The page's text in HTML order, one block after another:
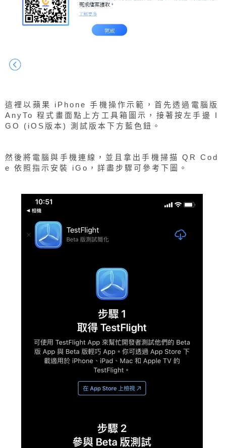
這裡以蘋果 iPhone 手機操作示範，首先透過電腦版
AnyTo 程式畫面點上方工具箱圖示，接著按左手邊 I
GO (iOS版本) 測試版本下方藍色鈕。
然後將電腦與手機連線，並且拿出手機掃描 QR Cod
e 依照指示安裝 iGo，詳盡步驟可參考下圖。